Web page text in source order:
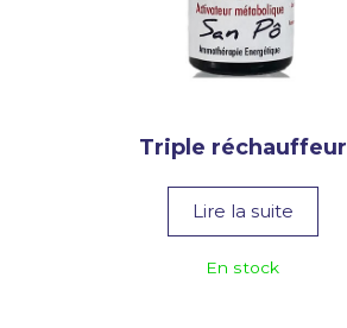
Triple réchauffeur
Lire la suite
En stock